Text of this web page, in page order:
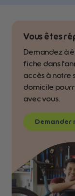
Vous êtes
Demandez à
fiche dans
accès à notre
domicile
avec vous.
Demander